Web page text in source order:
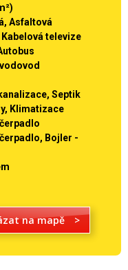
Asfaltová
televize
Septik
Klimatizace
Bojler -
na mapě >